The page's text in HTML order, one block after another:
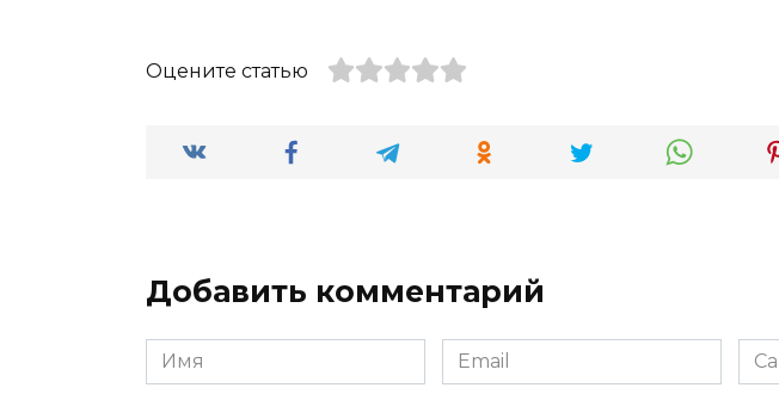
Оцените статью
Добавить комментарий
Имя
*
Email
*